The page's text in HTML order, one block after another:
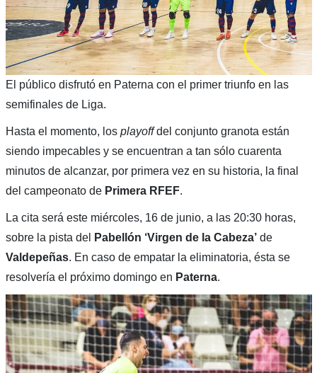
El público disfrutó en Paterna con el primer triunfo en las
semifinales de Liga.
Hasta el momento, los playoffdel conjunto granota están
siendo impecables y se encuentran a tan sólo cuarenta
minutos de alcanzar, por primera vez en su historia, la final
del campeonato de Primera RFEF.
La cita será este miércoles, 16 de junio, a las 20:30 horas,
sobre la pista del
Pabellón ‘Virgen de la Cabeza’de
Valdepeñas. En caso de empatar la eliminatoria, ésta se
resolvería el próximo domingo en Paterna.